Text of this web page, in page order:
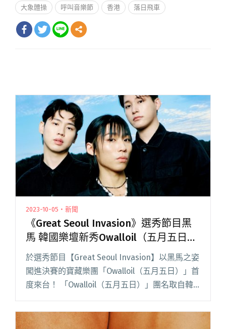
大象體操 呼叫音樂節 香港 落日飛車
2023-10-05・新聞
《Great Seoul Invasion》選秀節目黑
馬 韓國樂壇新秀Owalloil（五月五日）
首度來台
於選秀節目【Great Seoul Invasion】以黑馬之姿
闖進決賽的寶藏樂團「Owalloil（五月五日）」首
度來台！ 「Owalloil（五月五日）」團名取自韓
國的兒童節（5/5），為吉他、合成器、主唱組成
的三件式樂團，如同天真、純閱讀全文 "《Great
Seoul Invasion》選秀節目黑馬 韓國樂壇新秀